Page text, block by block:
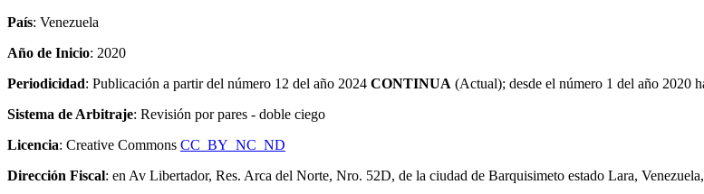
País: Venezuela
Año de Inicio: 2020
Periodicidad: Publicación a partir del número 12 del año 2024 CONTINUA (Actual); desde el número 1 del año 2020
Sistema de Arbitraje: Revisión por pares - doble ciego
Licencia: Creative Commons CC BY NC ND
Dirección Fiscal: en Av Libertador, Res. Arca del Norte, Nro. 52D, de la ciudad de Barquisimeto estado Lara,